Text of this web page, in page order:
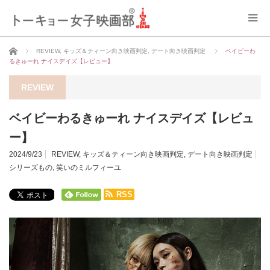
ホーム REVIEW, キッズ＆ティーン向き映画判定 デート向き映画判定
ベイビーわ
るきゅーれ ナイスデイズ【レビュー】
REVIEW
ベイビーわるきゅーれ ナイスデイズ【レビュ
ー】
2024/9/23 REVIEW, キッズ＆ティーン向き映画判定, デート向き映画判定
シリーズもの, 笑いのミルフィーユ
RSS